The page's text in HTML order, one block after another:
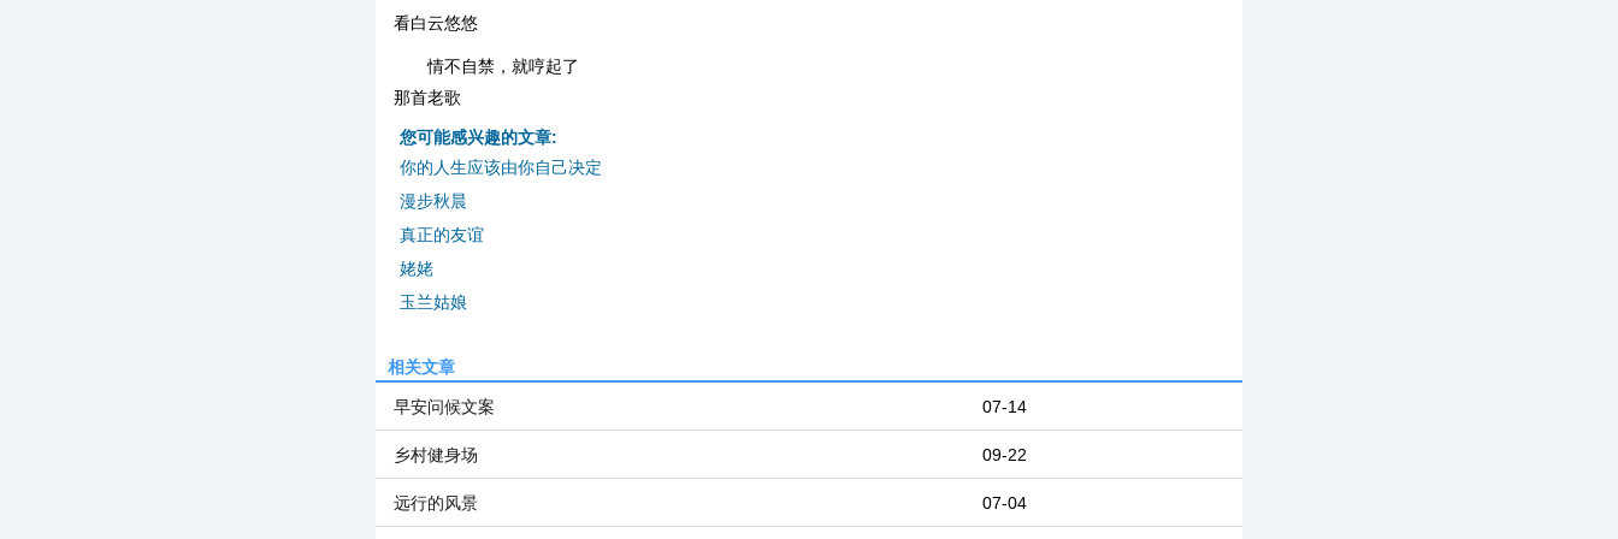
看白云悠悠
情不自禁，就哼起了
那首老歌
您可能感兴趣的文章:
你的人生应该由你自己决定
漫步秋晨
真正的友谊
姥姥
玉兰姑娘
相关文章
07-14
早安问候文案
09-22
乡村健身场
07-04
远行的风景